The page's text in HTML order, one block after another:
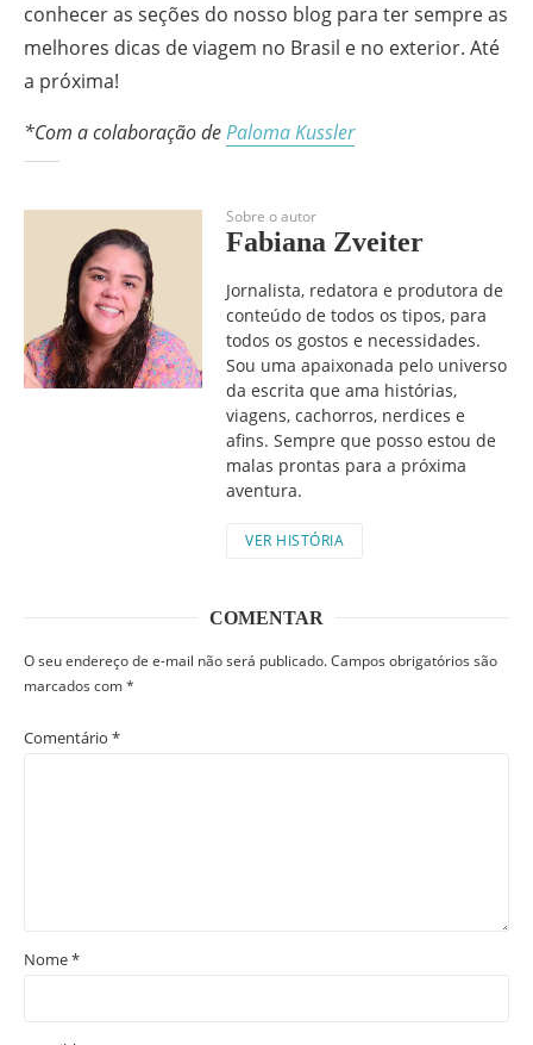
conhecer as seções do nosso blog para ter sempre as
melhores dicas de viagem no Brasil e no exterior. Até
a próxima!
*Com a colaboração dePaloma Kussler
Sobre o autor
Fabiana Zveiter
Jornalista, redatora e produtora de
conteúdo de todos os tipos, para
todos os gostos e necessidades.
Sou uma apaixonada pelo universo
da escrita que ama histórias,
viagens, cachorros, nerdices e
afins. Sempre que posso estou de
malas prontas para a próxima
aventura.
VER HISTÓRIA
COMENTAR
O seu endereço de e-mail não será publicado.Campos obrigatórios são
marcados com*
Comentário *
Nome*